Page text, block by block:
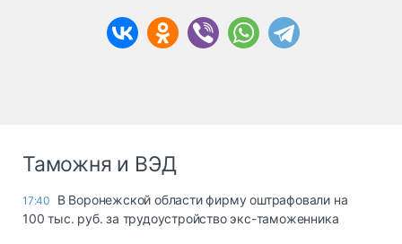
Таможня и ВЭД
17:40
В Воронежской области фирму оштрафовали на
100 тыс. руб. за трудоустройство экс-таможенника